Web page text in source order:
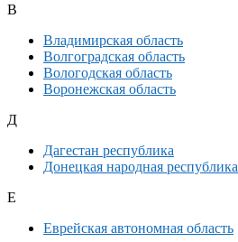
В
Владимирская область
Волгоградская область
Вологодская область
Воронежская область
Д
Дагестан республика
Донецкая народная республика
Е
Еврейская автономная область